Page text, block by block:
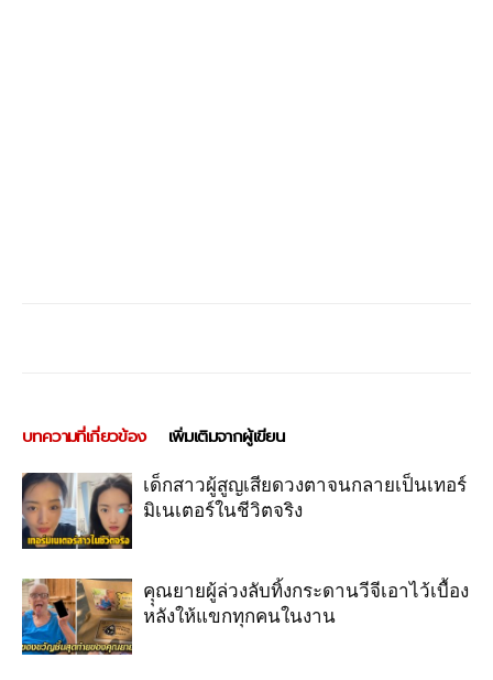
บทความที่เกี่ยวข้อง เพิ่มเติมจากผู้เขียน
เด็กสาวผู้สูญเสียดวงตาจนกลายเป็นเทอร์
มิเนเตอร์ในชีวิตจริง
คุุณยายผู้ล่วงลับทิ้งกระดานวีจีเอาไว้เบื้อง
หลังให้แขกทุกคนในงาน